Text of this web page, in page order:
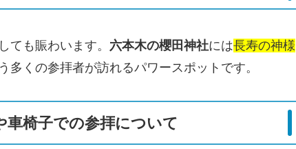
ても賑わいます。 六本木の櫻田神社には長寿の神様
多くの参拝者が訪れるパワースポットです。
椅子での参拝について